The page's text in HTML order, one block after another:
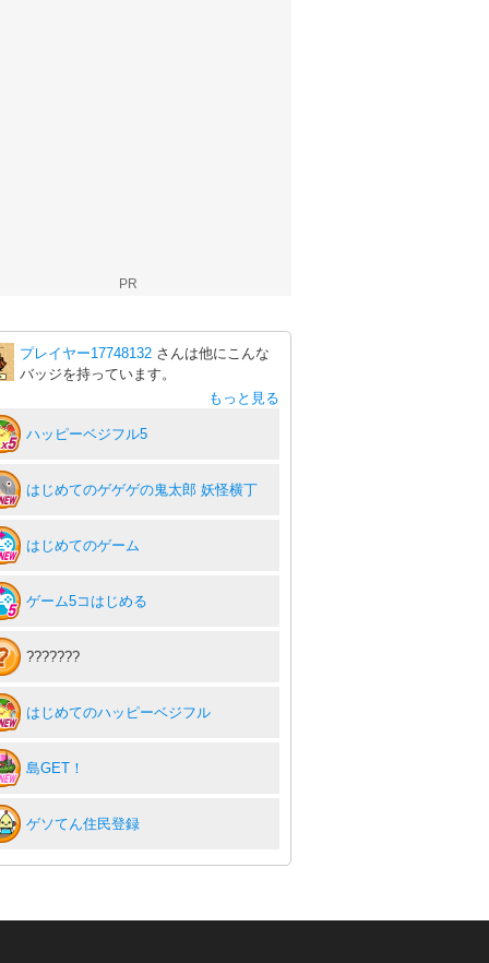
PR
プレイヤー17748132 さんは他にこんな
バッジを持っています。
もっと見る
ハッピーベジフル5
はじめてのゲゲゲの鬼太郎 妖怪横丁
はじめてのゲーム
ゲーム5コはじめる
???????
はじめてのハッピーベジフル
島GET！
ゲソてん住民登録